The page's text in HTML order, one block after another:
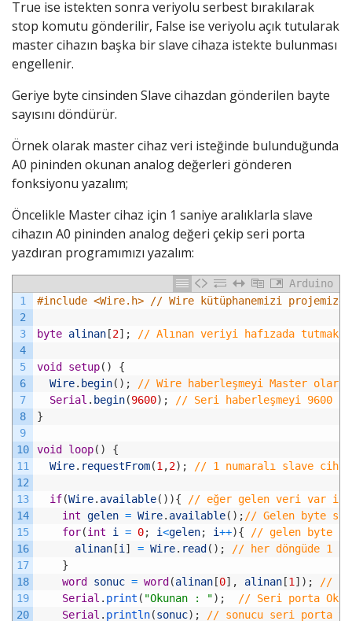
True ise istekten sonra veriyolu serbest bırakılarak
stop komutu gönderilir, False ise veriyolu açık tutularak
master cihazın başka bir slave cihaza istekte bulunması
engellenir.
Geriye byte cinsinden Slave cihazdan gönderilen bayte
sayısını döndürür.
Örnek olarak master cihaz veri isteğinde bulunduğunda
A0 pininden okunan analog değerleri gönderen
fonksiyonu yazalım;
Öncelikle Master cihaz için 1 saniye aralıklarla slave
cihazın A0 pininden analog değeri çekip seri porta
yazdıran programımızı yazalım:
Arduino
1
2
3
4
5
6
7
8
9
10
11
12
13
14
15
16
17
18
19
20
#include <Wire.h> // Wire kütüphanemizi
byte alinan [2] ; // Alınan veriyi hafızada
void setup( )
{
Wire. begin( ) ;
// Wire haberleşmeyi Master
Serial . begin(9600) ;
// Seri haberleşmeyi 9600
}
void loop( )
{
Wire. requestFrom(1 ,2) ; // 1 numaralı slave
if(Wire. available( ) ){
// eğer gelen veri var ise
int gelen = Wire. available( ) ; // Gelen byte
for(int i = 0; i<gelen; i++){
// gelen byte
alinan [i ] = Wire. read ( ) ;
// her döngüde 1
}
word
sonuc = word (alinan [0] , alinan [1 ] ) ;
//
Serial . print ( "Okunan : ") ;
// Seri porta
Serial . println(sonuc) ;
// sonucu seri porta